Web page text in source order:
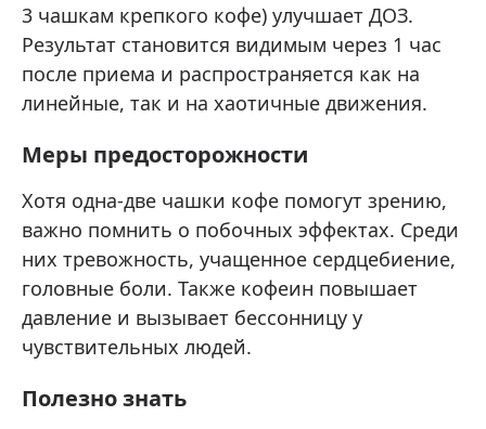
3 чашкам крепкого кофе) улучшает ДОЗ.
Результат становится видимым через 1 час
после приема и распространяется как на
линейные, так и на хаотичные движения.
Меры предосторожности
Хотя одна-две чашки кофе помогут зрению,
важно помнить о побочных эффектах. Среди
них тревожность, учащенное сердцебиение,
головные боли. Также кофеин повышает
давление и вызывает бессонницу у
чувствительных людей.
Полезно знать